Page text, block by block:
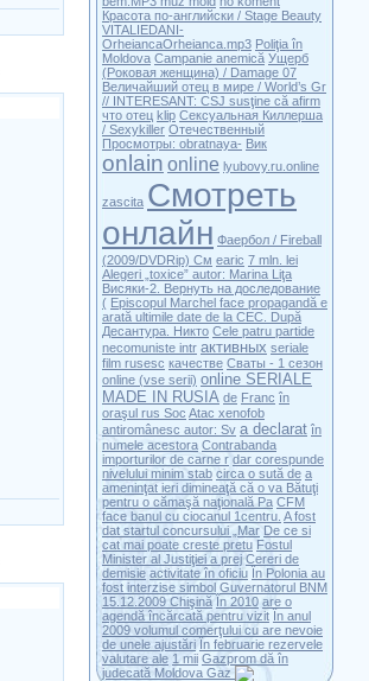
Красота по-английски / Stage Beauty
VITALIEDANI-
OrheiancaOrheianca.mp3 Poliţia în
Moldova Campanie anemică Ущерб
(Роковая женщина) / Damage 07
Величайший отец в мире / World’s Gr
// INTERESANT: CSJ susţine că afirm
что отец klip Сексуальная Киллерша
/ Sexykiller Отечественный
Просмотры: obratnaya- Вик
onlain online lyubovy.ru.online
zascita Смотреть
онлайн Фаербол / Fireball
(2009/DVDRip) См earic 7 mln. lei
Alegeri „toxice” autor: Marina Liţa
Висяки-2. Вернуть на доследование
( Episcopul Marchel face propagandă e
arată ultimile date de la CEC. După
Десантура. Никто Cele patru partide
necomuniste intr активных seriale
film rusesc качестве Сваты - 1 сезон
online (vse serii) online SERIALE
MADE IN RUSIA de Franc în
oraşul rus Soc Atac xenofob
antiromânesc autor: Sv a declarat în
numele acestora Contrabanda
importurilor de carne r dar corespunde
nivelului minim stab circa o sută de a
ameninţat ieri dimineaţă că o va Bătuţi
pentru o cămaşă naţională Pa CFM
face banul cu ciocanul 1centru. A fost
dat startul concursului „Mar De ce si
cat mai poate creste pretu Fostul
Minister al Justiţiei a prej Cereri de
demisie activitate în oficiu În Polonia au
fost interzise simbol Guvernatorul BNM
15.12.2009 Chişină În 2010 are o
agendă încărcată pentru vizit În anul
2009 volumul comerţului cu are nevoie
de unele ajustări În februarie rezervele
valutare ale 1 mii Gazprom dă în
judecată Moldova Gaz